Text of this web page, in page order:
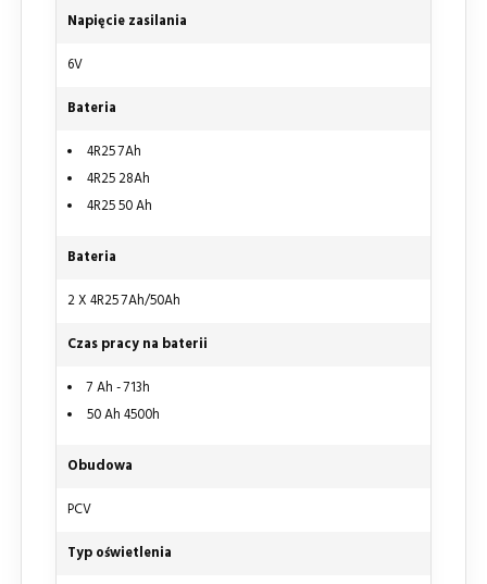
Napięcie zasilania
6V
Bateria
4R25 7Ah
4R25 28Ah
4R25 50 Ah
Bateria
2 X 4R25 7Ah/50Ah
Czas pracy na baterii
7 Ah - 713h
50 Ah 4500h
Obudowa
PCV
Typ oświetlenia